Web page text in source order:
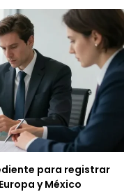
para registrar
y México